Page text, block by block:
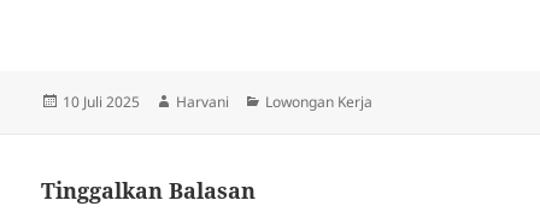
Diposkan
10 Juli 2025 Penulis
Harvani Kategori
Lowongan Kerja
Tinggalkan Balasan